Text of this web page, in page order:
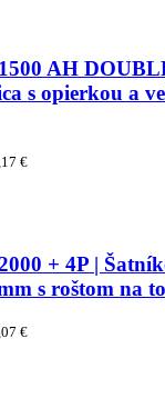
AH
s opierkou a
€
+ 4P |
s roštom na
€